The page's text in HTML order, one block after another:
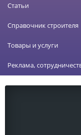
Статьи
Справочник строителя
Товары и услуги
Реклама,